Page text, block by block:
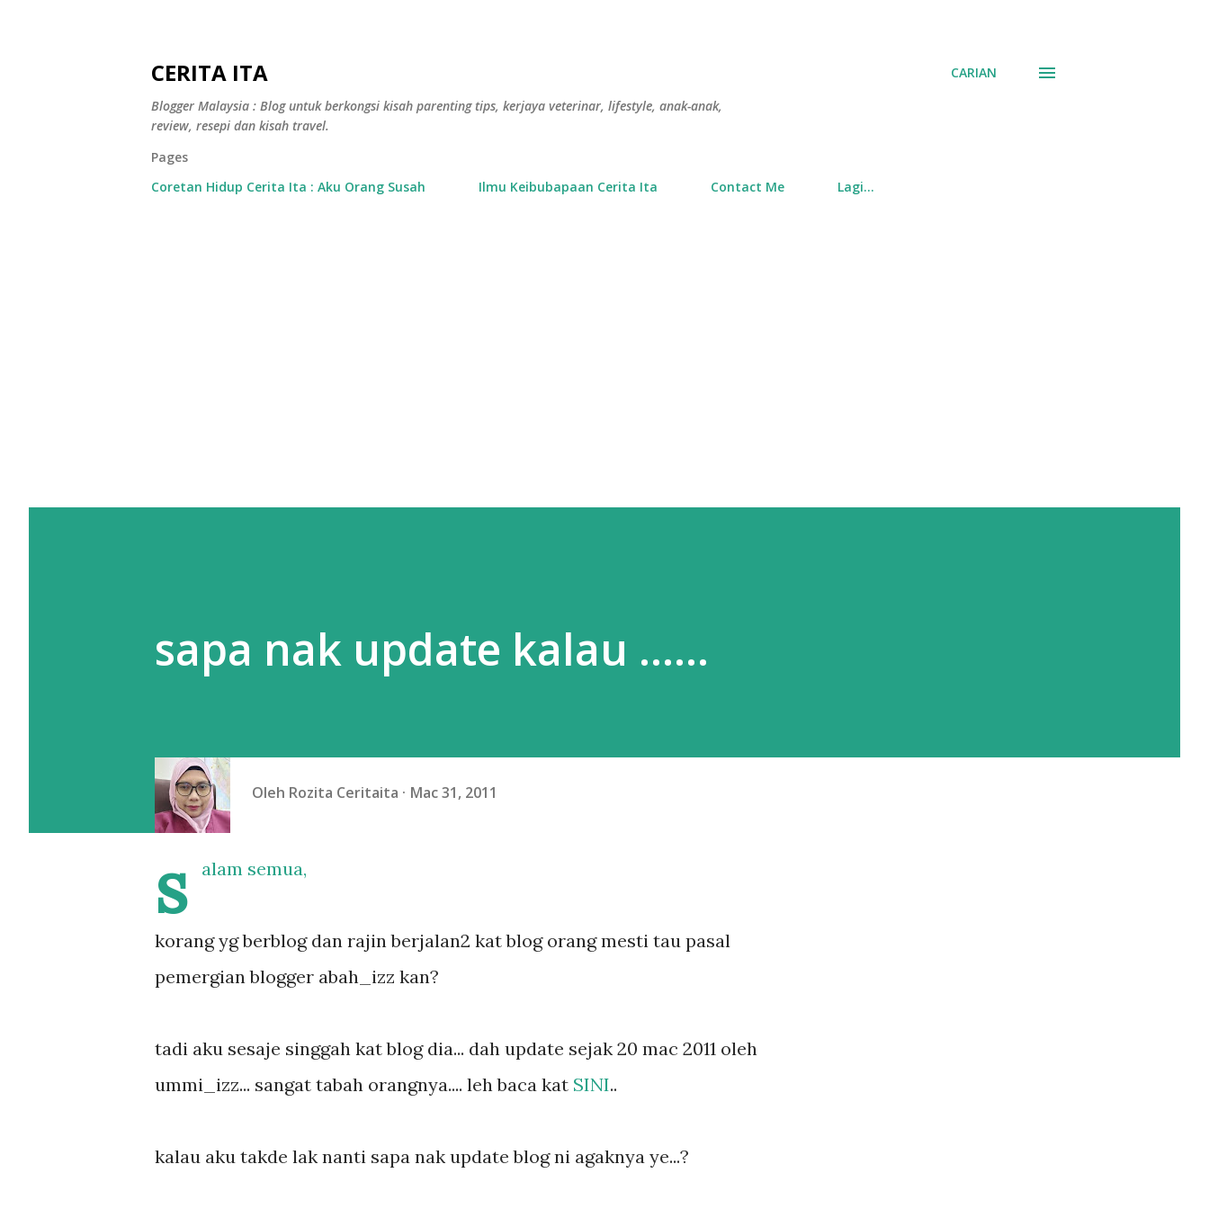
CERITA ITA
Blogger Malaysia : Blog untuk berkongsi kisah parenting tips, kerjaya veterinar, lifestyle, anak-anak,
review, resepi dan kisah travel.
CARIAN
Pages
Coretan Hidup Cerita Ita : Aku Orang Susah
Ilmu Keibubapaan Cerita Ita Contact Me Lagi…
sapa nak update kalau ......
Oleh Rozita Ceritaita Mac 31, 2011
s alam semua,
korang yg berblog dan rajin berjalan2 kat blog orang mesti tau pasal
pemergian blogger abah_izz kan?
tadi aku sesaje singgah kat blog dia... dah update sejak 20 mac 2011 oleh
ummi_izz... sangat tabah orangnya.... leh baca kat SINI..
kalau aku takde lak nanti sapa nak update blog ni agaknya ye...?